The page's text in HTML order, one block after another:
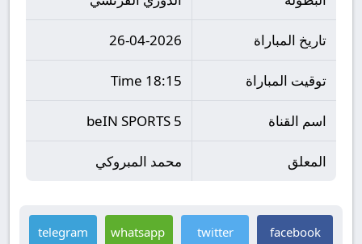
تاريخ المباراة 26-04-2026
توقيت المباراة 18:15 Time
اسم القناة beIN SPORTS 5
المعلق محمد المبروكي
facebook
twitter
whatsapp
telegram